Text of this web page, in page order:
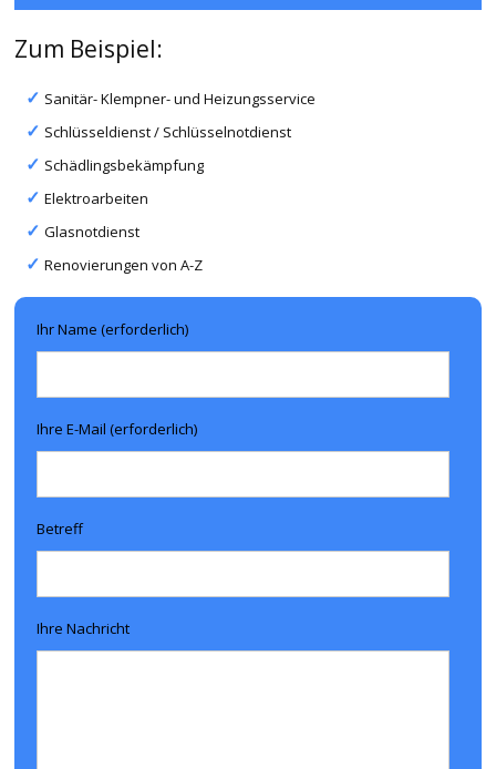
Zum Beispiel:
Sanitär- Klempner- und Heizungsservice
Schlüsseldienst / Schlüsselnotdienst
Schädlingsbekämpfung
Elektroarbeiten
Glasnotdienst
Renovierungen von A-Z
Ihr Name (erforderlich)
Ihre E-Mail (erforderlich)
Betreff
Ihre Nachricht